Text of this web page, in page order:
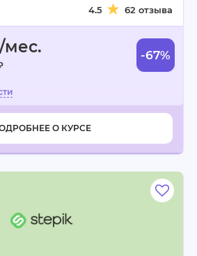
4.5 62 отзыва
мес. -67%
О КУРСЕ